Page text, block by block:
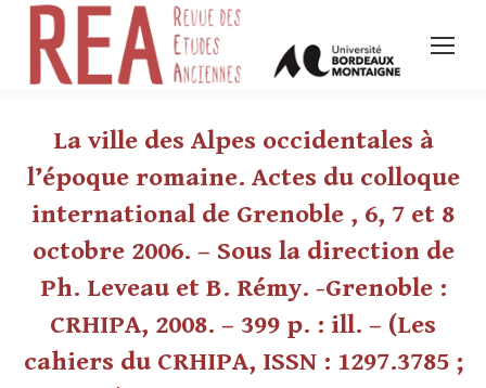
La ville des Alpes occidentales à
l’époque romaine. Actes du colloque
international de Grenoble , 6, 7 et 8
octobre 2006. – Sous la direction de
Ph. Leveau et B. Rémy. -Grenoble :
CRHIPA, 2008. – 399 p. : ill. – (Les
cahiers du CRHIPA, ISSN : 1297.3785 ;